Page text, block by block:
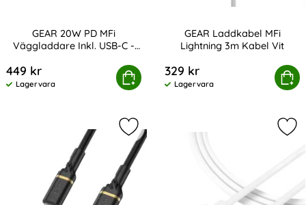
GEAR 20W PD MFi
Väggladdare Inkl. USB-C -
449 kr
Tillgänglighet:
Lagervara
Köp
PD MFi Väggladdare Inkl. USB-C - Lightning Kabel Vit
GEAR Laddkabel MFi
Lightning 3m Kabel Vit
329 kr
Tillgänglighet:
Lagervara
Köp
GEAR Laddkabel MFi
Markera otterBox Standard 1m